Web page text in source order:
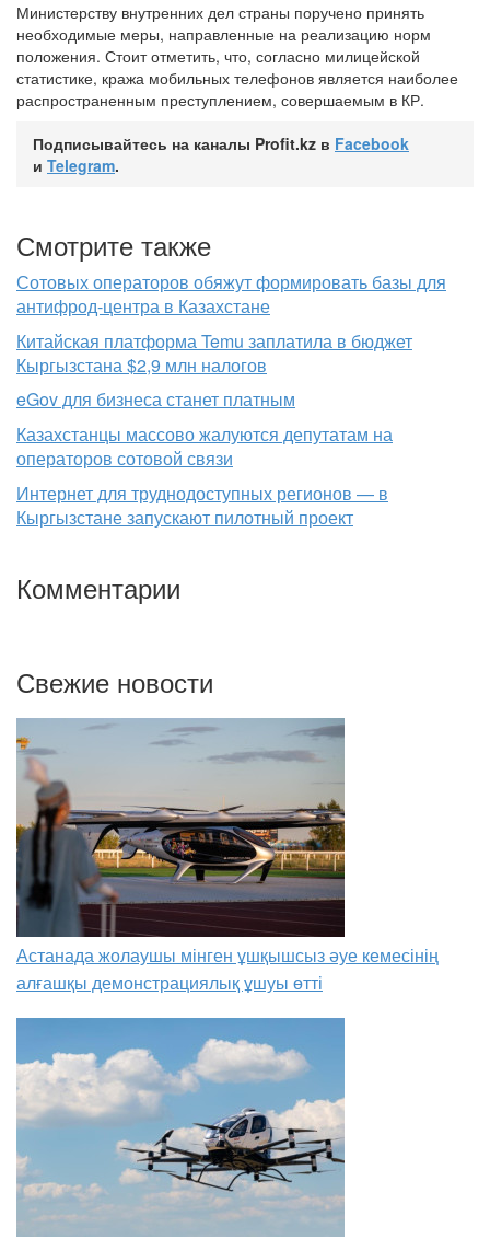
Министерству внутренних дел страны поручено принять
необходимые меры, направленные на реализацию норм
положения. Стоит отметить, что, согласно милицейской
статистике, кража мобильных телефонов является наиболее
распространенным преступлением, совершаемым в КР.
Подписывайтесь на каналы Profit.kz в Facebook
и Telegram.
Смотрите также
Сотовых операторов обяжут формировать базы для
антифрод-центра в Казахстане
Китайская платформа Temu заплатила в бюджет
Кыргызстана $2,9 млн налогов
eGov для бизнеса станет платным
Казахстанцы массово жалуются депутатам на
операторов сотовой связи
Интернет для труднодоступных регионов — в
Кыргызстане запускают пилотный проект
Комментарии
Свежие новости
Астанада жолаушы мінген ұшқышсыз әуе кемесінің
алғашқы демонстрациялық ұшуы өтті